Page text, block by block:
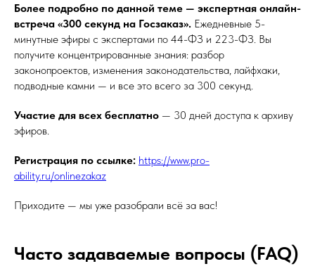
Более подробно по данной теме — экспертная онлайн-
встреча «300 секунд на Госзаказ». Ежедневные 5-
минутные эфиры с экспертами по 44-ФЗ и 223-ФЗ. Вы
получите концентрированные знания: разбор
законопроектов, изменения законодательства, лайфхаки,
подводные камни — и все это всего за 300 секунд.
Участие для всех бесплатно — 30 дней доступа к архиву
эфиров.
Регистрация по ссылке: https://www.pro-
ability.ru/onlinezakaz
Приходите — мы уже разобрали всё за вас!
Часто задаваемые вопросы (FAQ)